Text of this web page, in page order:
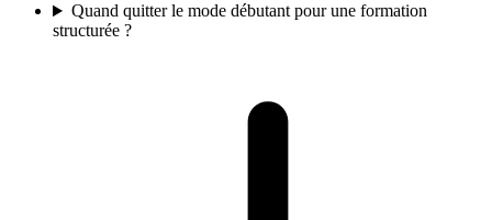
Quand quitter le mode débutant pour une formation
structurée ?